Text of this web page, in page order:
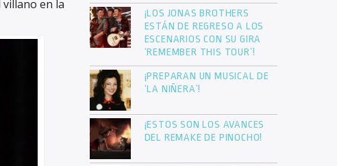
villano en la
¡LOS JONAS BROTHERS
ESTÁN DE REGRESO A LOS
ESCENARIOS CON SU GIRA
‘REMEMBER THIS TOUR’!
¡PREPARAN UN MUSICAL DE
‘LA NIÑERA’!
¡ESTOS SON LOS AVANCES
DEL REMAKE DE PINOCHO!